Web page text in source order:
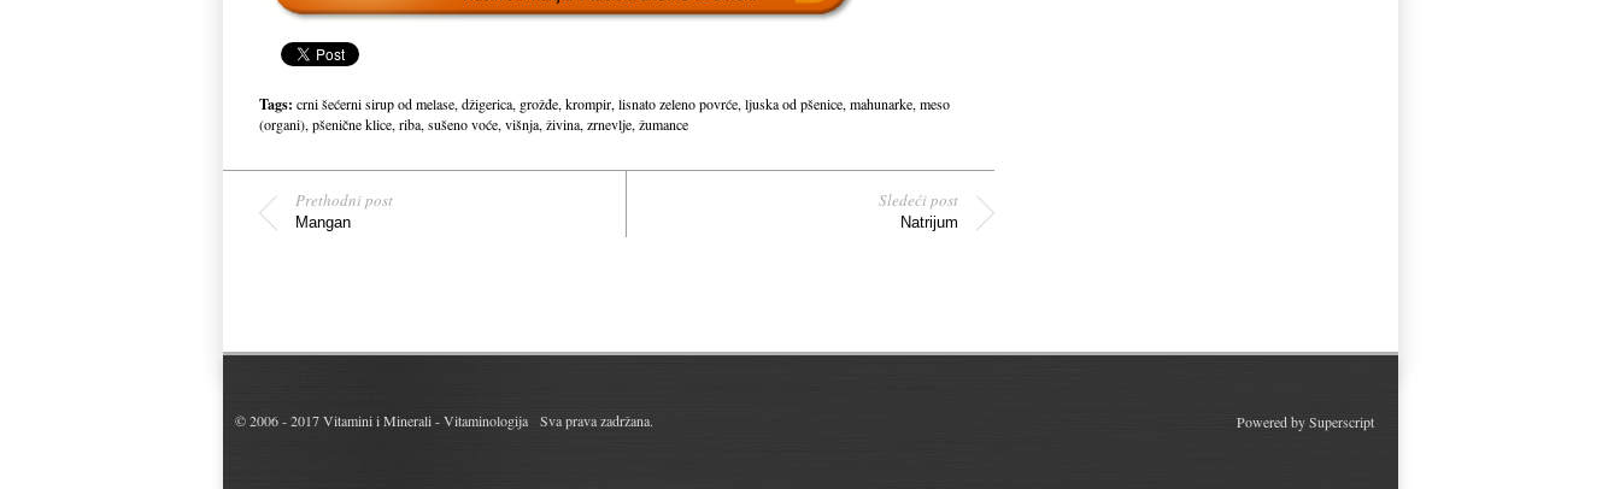
Tags: crni šećerni sirup od melase, džigerica, grožđe, krompir, lisnato zeleno povrće, ljuska od pšenice, mahunarke, meso
(organi), pšenične klice, riba, sušeno voće, višnja, živina, zrnevlje, žumance
Prethodni post
Mangan
Sledeći post
Natrijum
© 2006 - 2017Vitamini i Minerali - Vitaminologija Sva prava zadržana. Powered bySuperscript